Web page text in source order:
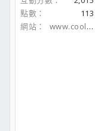
點數
113
網站
www.coolaler.com